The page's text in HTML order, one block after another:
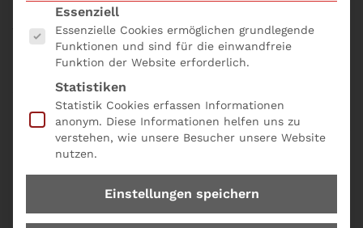
(Environment, Social, Governance) sind drei
wesentliche Trends, die Projektmanager 2025 prägen.
Diese Werkzeuge und Ansätze eröffnen neue
Möglichkeiten, um Projekte effizient und nachhaltig
zu steuern.
Es folgt eine Liste der Service-Gruppen, für die
Essenziell
Essenzielle Cookies ermöglichen grundlegende
Funktionen und sind für die einwandfreie
Funktion der Website erforderlich.
Statistiken
Statistik Cookies erfassen Informationen
anonym. Diese Informationen helfen uns zu
verstehen, wie unsere Besucher unsere Website
nutzen.
Einstellungen speichern